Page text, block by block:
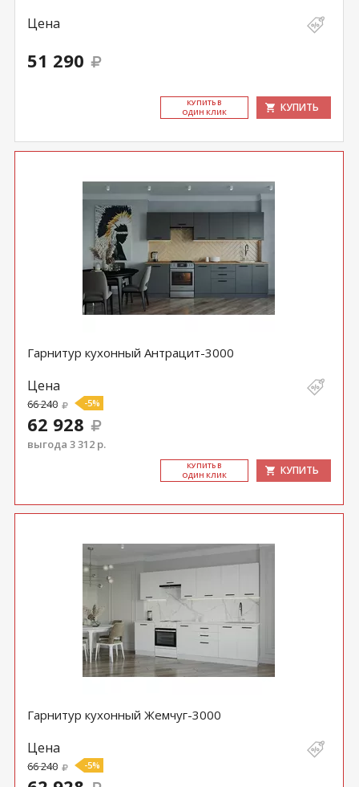
Цена
51 290
КУ­ПИТЬ В
ОДИН КЛИК
КУПИТЬ
Гарнитур кухонный Антрацит-3000
Цена
66 240 -5%
62 928
выгода 3 312 р.
КУ­ПИТЬ В
ОДИН КЛИК
КУПИТЬ
Гарнитур кухонный Жемчуг-3000
Цена
66 240 -5%